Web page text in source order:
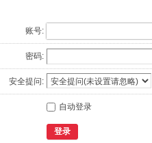
账号:
密码:
安全提问:
自动登录
登录